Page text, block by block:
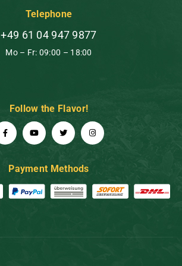
Telephone
+49 61 04 947 9877
Mo – Fr: 09:00 – 18:00
Follow the Flavor!
Payment Methods